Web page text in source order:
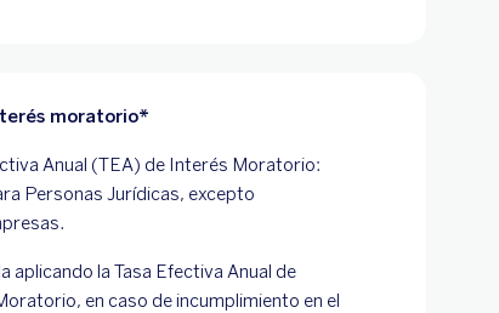
moratorio*
Anual (TEA) de Interés Moratorio:
Personas Jurídicas, excepto
aplicando la Tasa Efectiva Anual de
en caso de incumplimiento en el